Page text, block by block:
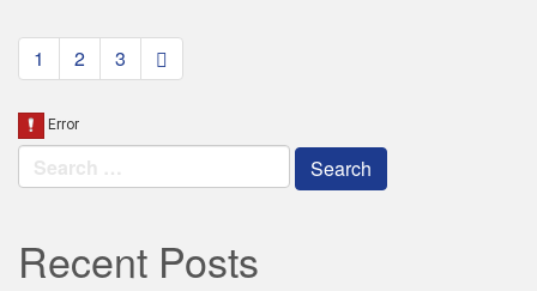
paging-
navigation
1 2 3
Search
for:
Recent Posts